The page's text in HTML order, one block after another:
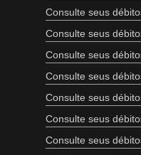
Consulte seus
Consulte seus
Consulte seus
Consulte seus
Consulte seus
Consulte seus
Consulte seus